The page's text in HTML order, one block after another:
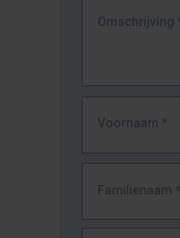
Omschrijving
Voornaam *
Familienaam *